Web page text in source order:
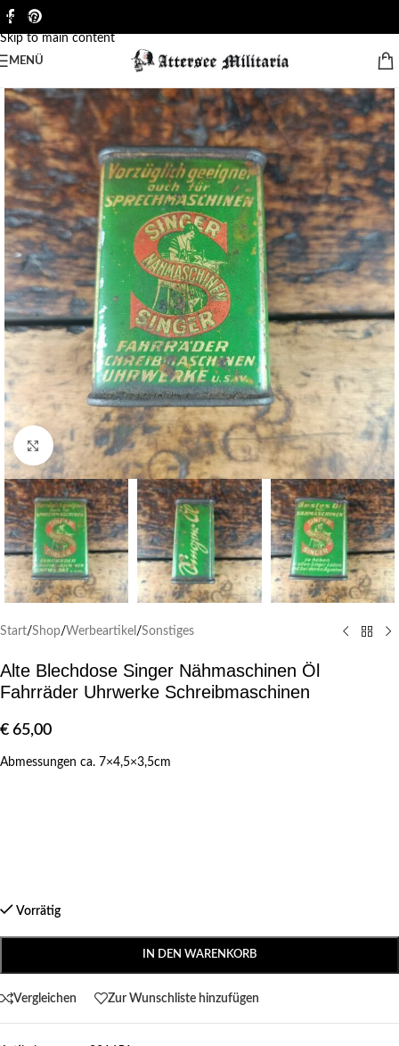
Skip to navigation
Skip to main content
MENÜ
Klick zum Vergrößern
Start/Shop/Werbeartikel /Sonstiges
Alte Blechdose Singer Nähmaschinen Öl
Fahrräder Uhrwerke Schreibmaschinen
€ 65,00
Abmessungen ca. 7×4,5×3,5cm
Vorrätig
IN DEN WARENKORB
Vergleichen Zur Wunschliste hinzufügen